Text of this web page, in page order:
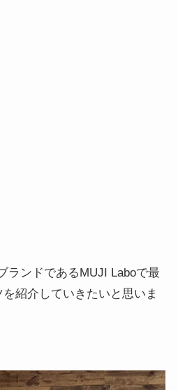
ランドであるMUJI Laboで最
紹介していきたいと思いま